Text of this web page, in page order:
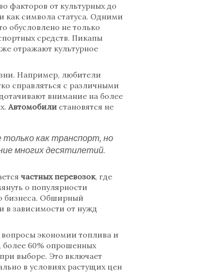
факторов от культурных до
символа статуса. Одними
обусловлено не только
средств. Пикапы
отражают культурное
Например, любители
справляться с различными
внимание на более
Автомобилистановятся не
как транспорт, но
многих десятилетий.
частных перевозок, где
о популярности
бизнеса. Обширный
в зависимости от нужд
экономии топлива и
более 60% опрошенных
выборе. Это включает
в условиях растущих цен